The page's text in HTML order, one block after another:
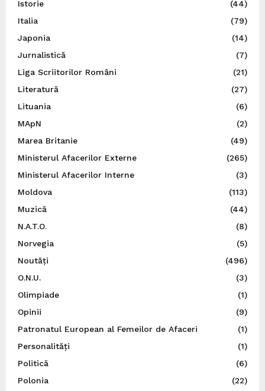
Istorie
(44)
Italia
(79)
Japonia
(14)
Jurnalistică
(7)
Liga Scriitorilor Români
(21)
Literatură
(27)
Lituania
(6)
MApN
(2)
Marea Britanie
(49)
Ministerul Afacerilor Externe
(265)
Ministerul Afacerilor Interne
(3)
Moldova
(113)
Muzică
(44)
N.A.T.O.
(8)
Norvegia
(5)
Noutăți
(496)
O.N.U.
(3)
Olimpiade
(1)
Opinii
(9)
Patronatul European al Femeilor de Afaceri
(1)
Personalități
(1)
Politică
(6)
Polonia
(22)